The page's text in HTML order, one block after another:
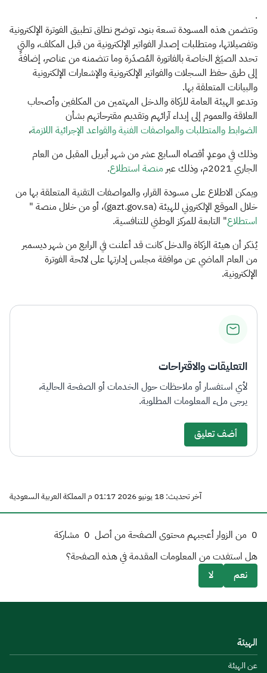
.
وتتضمن هذه المسودة تسعة بنود، توضح نطاق تطبيق الفوترة الإلكترونية
وتفصيلاتها، ومتطلبات إصدار الفواتير الإلكترونية من قبل المكلف، والتي
تحدد الصيَغ الخاصة بالفاتورة المُصدَرة وما تتضمنه​ من عناصر، إضافةً
إلى طرق حفظ السجلات والفواتير الإلكترونية والإشعارات الإلكترونية
والبيانات المتعلقة بها.
وتدعو الهيئة العامة للزكاة والدخل المهتمين من المكلفين وأصحاب
العلاقة والعموم إلى إبداء آرائهم وتقديم مقترحاتهم بشأن
الضوابط والمتطلبات والمواصفات الفنية والقواعد الإجرائية اللازمة​،
وذلك في موعدٍ أقصاه السابع عشر من شهر أبريل المقبل من العام
الجاري 2021م، وذلك عبر
منصة استطلاع.
ويمكن الاطلاع على مسودة القرار، والمواصفات التقنية المتعلقة بها من
خلال الموقع الإلكتروني للهيئة ​(gazt.gov.sa)، أو من خلال منصة "
استطلاع​" التابعة للمركز الوطني للتنافسية.
يُذكر أن هيئة الزكاة والدخل كانت قد أعلنت في الرابع من شهر ديسمبر
من العام الماضي عن موافقة مجلس إدارتها على لائحة الفوترة
الإلكترونية.​
التعليقات والاقتراحات
لأي استفسار أو ملاحظات حول الخدمات أو الصفحة الحالية،
يرجى ملء المعلومات المطلوبة.
أضف تعليق
آخر تحديث: 18 يونيو 2026 01:17 م المملكة العربية السعودية
0 من الزوار أعجبهم محتوى الصفحة من أصل 0 مشاركة
هل استفدت من المعلومات المقدمة في هذه الصفحة؟
نعم
لا
الهيئة
عن الهيئة